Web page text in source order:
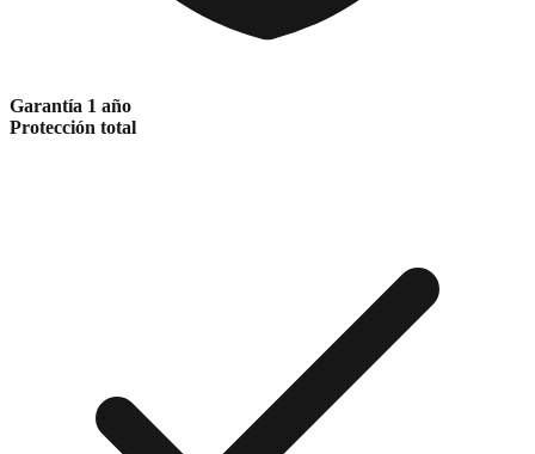
Garantía 1 año
Protección total